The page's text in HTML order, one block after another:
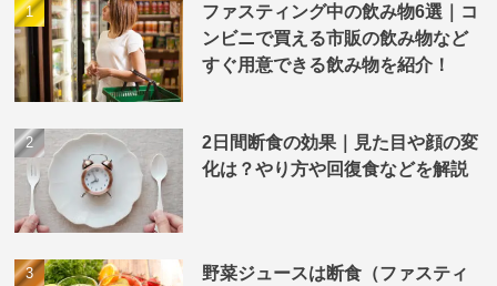
ファスティング中の飲み物6選｜コ
ンビニで買える市販の飲み物など
すぐ用意できる飲み物を紹介！
2日間断食の効果｜見た目や顔の変
化は？やり方や回復食などを解説
野菜ジュースは断食（ファスティ